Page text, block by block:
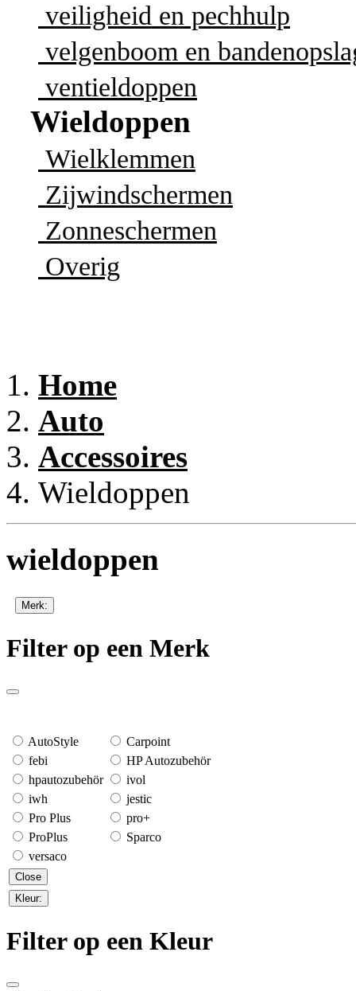
veiligheid en pechhulp
velgenboom en
ventieldoppen
Wieldoppen
Wielklemmen
Zijwindschermen
Zonneschermen
Overig
Home
Auto
Accessoires
Wieldoppen
wieldoppen
Merk:
Filter op een Merk
AutoStyle
Carpoint
febi
HP Autozubehör
hpautozubehör
ivol
iwh
jestic
Pro Plus
pro+
ProPlus
Sparco
versaco
Close
Kleur:
Filter op een Kleur